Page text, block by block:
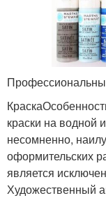
краски на водной
несомненно,
оформительских
является
Художественный